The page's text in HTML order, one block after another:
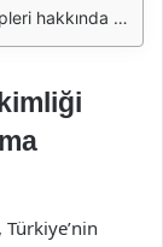
alabilir miyim?